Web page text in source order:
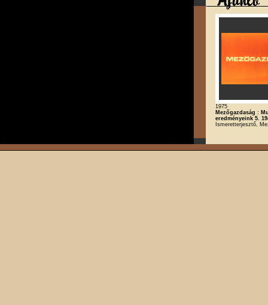
1975
Mezőgazdaság :
eredményeink 5.
Ismeretterjesztő,